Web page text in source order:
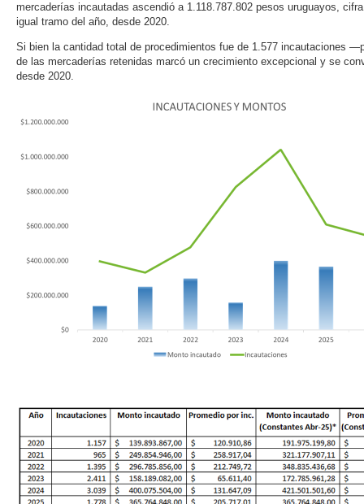
mercaderías incautadas ascendió a 1.118.787.802 pesos uruguayos,
igual tramo del año, desde 2020.
Si bien la cantidad total de procedimientos fue de 1.577 incautaciones
de las mercaderías retenidas marcó un crecimiento excepcional y se
desde 2020.